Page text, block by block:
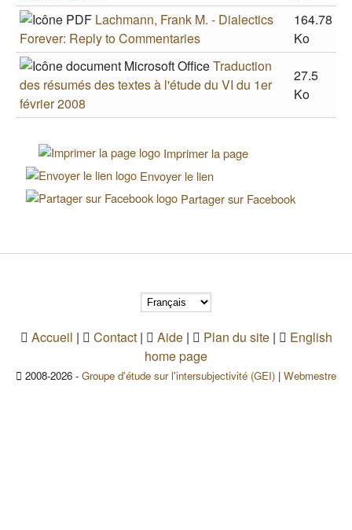
Lachmann, Frank M. - Dialectics
Forever: Reply to Commentaries
164.78
Ko
Traduction
des résumés des textes à l'étude du VI du 1er
février 2008
27.5
Ko
Imprimer la page
Envoyer le lien
Partager sur Facebook
Accueil | Contact| Aide| Plan du site|
English
home page
2008-2026 - Groupe d'étude sur l'intersubjectivité (GEI) | Webmestre